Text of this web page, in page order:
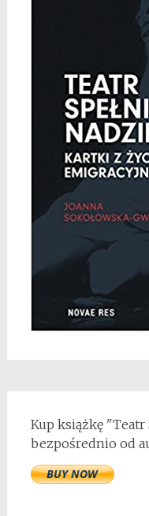
Kup książkę
bezpośrednio od